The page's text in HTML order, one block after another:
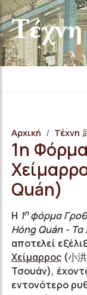
Αρχική Τέχνη
1η
Quán)
Η 1ηφόρμα
Hóng Quán -
αποτελεί
Χείμαρρος (小
Τσουάν),
εντονότερο